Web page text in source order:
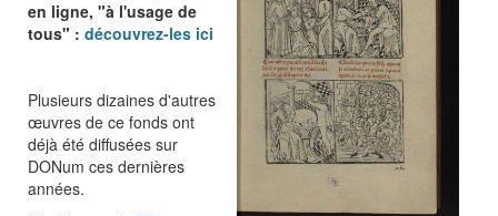
en ligne, "à l'usage de
tous" : découvrez-les ici
Plusieurs dizaines d'autres
œuvres de ce fonds ont
déjà été diffusées sur
DONum ces dernières
années.